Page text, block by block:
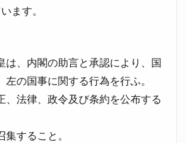
ます。
、内閣の助言と承認により、国
左の国事に関する行為を行ふ。
法律、政令及び条約を公布する
すること。